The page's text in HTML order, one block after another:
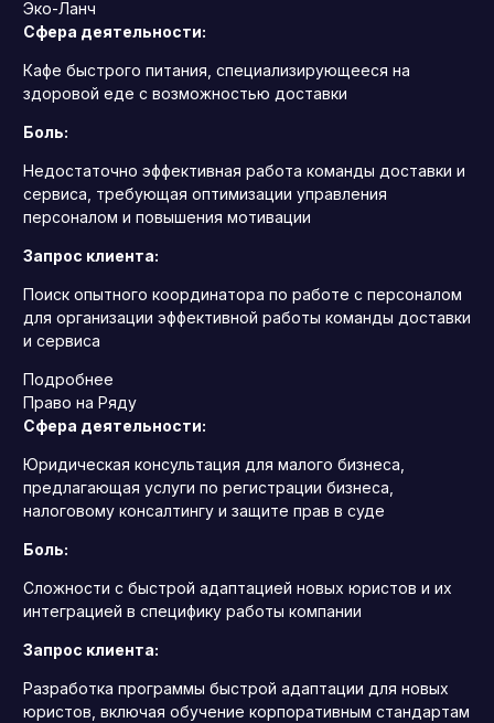
Эко-Ланч
Сфера деятельности:
Кафе быстрого питания, специализирующееся на
здоровой еде с возможностью доставки
Боль:
Недостаточно эффективная работа команды доставки и
сервиса, требующая оптимизации управления
персоналом и повышения мотивации
Запрос клиента:
Поиск опытного координатора по работе с персоналом
для организации эффективной работы команды доставки
и сервиса
Подробнее
Право на Ряду
Сфера деятельности:
Юридическая консультация для малого бизнеса,
предлагающая услуги по регистрации бизнеса,
налоговому консалтингу и защите прав в суде
Боль:
Сложности с быстрой адаптацией новых юристов и их
интеграцией в специфику работы компании
Запрос клиента:
Разработка программы быстрой адаптации для новых
юристов, включая обучение корпоративным стандартам